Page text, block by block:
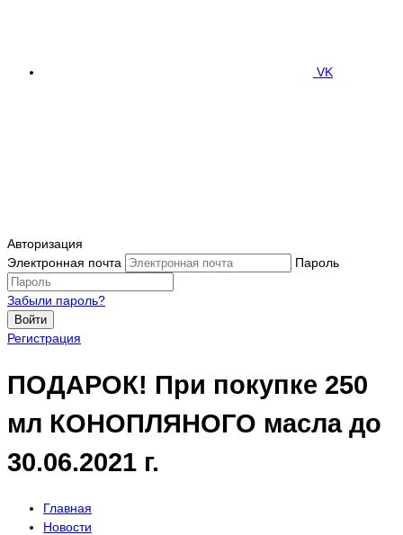
VK
Авторизация
Электронная почта
Пароль
Забыли пароль?
Войти
Регистрация
ПОДАРОК! При покупке 250
мл КОНОПЛЯНОГО масла до
30.06.2021 г.
Главная
Новости